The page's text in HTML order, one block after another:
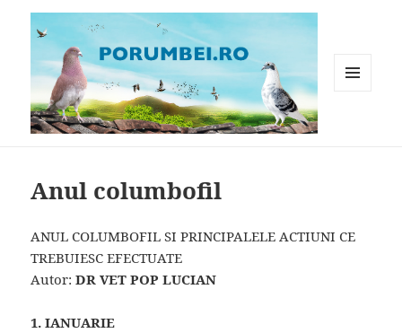
Anul columbofil
ANUL COLUMBOFIL SI PRINCIPALELE ACTIUNI CE
TREBUIESC EFECTUATE
Autor:DR VET POP LUCIAN
1. IANUARIE